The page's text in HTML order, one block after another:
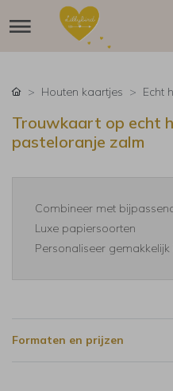
Houten kaartjes Echt
Trouwkaart op echt
pasteloranje zalm
Combineer met
Luxe papiersoorten
Personaliseer
Formaten en prijzen